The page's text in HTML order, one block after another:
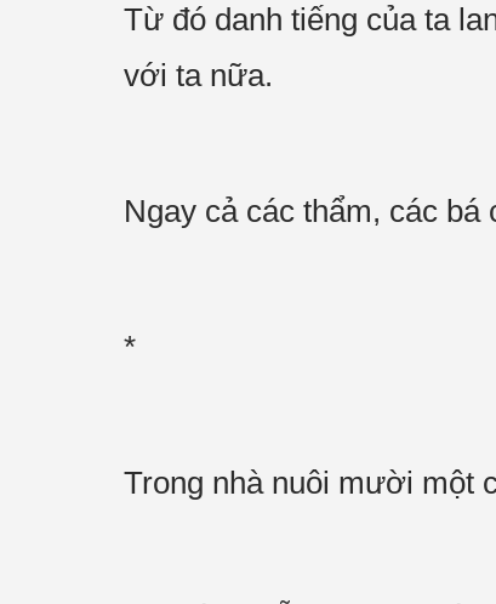
Từ đó danh tiếng của ta
với ta nữa.
Ngay cả các thẩm, các
*
Trong nhà nuôi mười một